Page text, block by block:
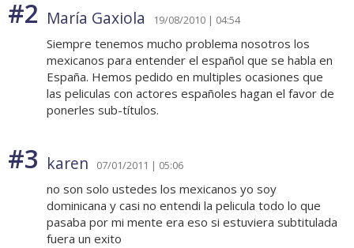
#2 María Gaxiola 19/08/2010 | 04:54
Siempre tenemos mucho problema nosotros los
mexicanos para entender el español que se habla en
España. Hemos pedido en multiples ocasiones que
las peliculas con actores españoles hagan el favor de
ponerles sub-títulos.
#3 karen 07/01/2011 | 05:06
no son solo ustedes los mexicanos yo soy
dominicana y casi no entendi la pelicula todo lo que
pasaba por mi mente era eso si estuviera subtitulada
fuera un exito